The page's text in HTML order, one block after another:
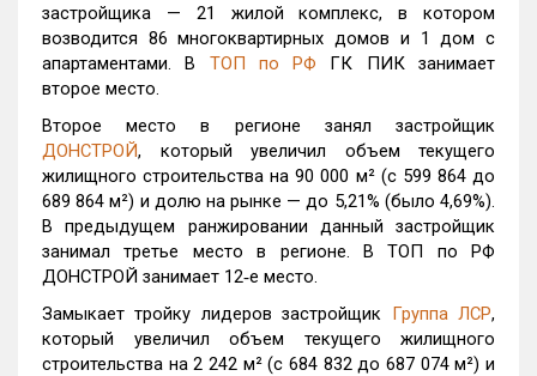
застройщика — 21 жилой комплекс, в котором
возводится 86 многоквартирных домов и 1 дом с
апартаментами. В ТОП по РФ ГК ПИК занимает
второе место.
Второе место в регионе занял застройщик
ДОНСТРОЙ, который увеличил объем текущего
жилищного строительства на 90 000 м² (с 599 864 до
689 864 м²) и долю на рынке — до 5,21% (было 4,69%).
В предыдущем ранжировании данный застройщик
занимал третье место в регионе. В ТОП по РФ
ДОНСТРОЙ занимает 12‑е место.
Замыкает тройку лидеров застройщик Группа ЛСР,
который увеличил объем текущего жилищного
строительства на 2 242 м² (с 684 832 до 687 074 м²) и